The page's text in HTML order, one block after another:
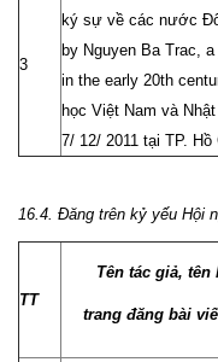
3
ký sự về các nước
by Nguyen Ba Trac,
in the early 20th
học Việt Nam và
7/ 12/ 2011 tại TP. Hồ
16.4. Đăng trên kỷ yếu Hội
TT
Tên tác giả,
trang đăng bài